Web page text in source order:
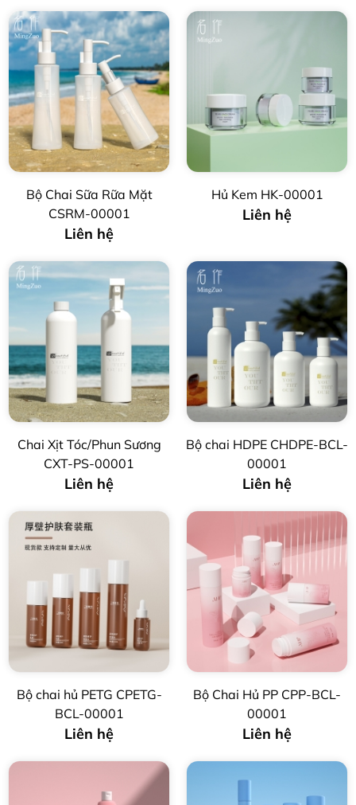
Bộ Chai Sữa Rữa Mặt
CSRM-00001
Liên hệ
Hủ Kem HK-00001
Liên hệ
Chai Xịt Tóc/Phun Sương
CXT-PS-00001
Liên hệ
Bộ chai HDPE CHDPE-BCL-
00001
Liên hệ
Bộ chai hủ PETG CPETG-
BCL-00001
Liên hệ
Bộ Chai Hủ PP CPP-BCL-
00001
Liên hệ